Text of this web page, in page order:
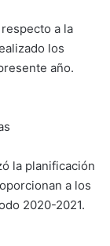
a la
los
año.
la planificación
a los
2020-2021.